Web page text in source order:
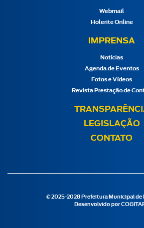
Webmail
Holerite Online
IMPRENSA
Notícias
Agenda de Eventos
Fotos e Vídeos
Revista Prestação de
LEGISLAÇÃO
CONTATO
© 2025-2028 Prefeitura Municipal de
Desenvolvido por